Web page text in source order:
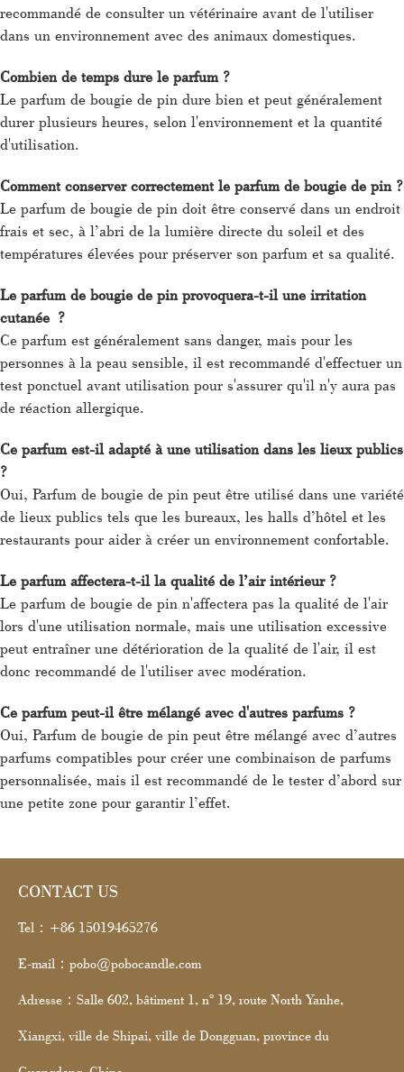
recommandé de consulter un vétérinaire avant de l'utiliser
dans un environnement avec des animaux domestiques.
Combien de temps dure le parfum ?
Le parfum de bougie de pin dure bien et peut généralement
durer plusieurs heures, selon l'environnement et la quantité
d'utilisation.
Comment conserver correctement le parfum de bougie de pin ?
Le parfum de bougie de pin doit être conservé dans un endroit
frais et sec, à l’abri de la lumière directe du soleil et des
températures élevées pour préserver son parfum et sa qualité.
Le parfum de bougie de pin provoquera-t-il une irritation
cutanée ?
Ce parfum est généralement sans danger, mais pour les
personnes à la peau sensible, il est recommandé d'effectuer un
test ponctuel avant utilisation pour s'assurer qu'il n'y aura pas
de réaction allergique.
Ce parfum est-il adapté à une utilisation dans les lieux publics
?
Oui, Parfum de bougie de pin peut être utilisé dans une variété
de lieux publics tels que les bureaux, les halls d’hôtel et les
restaurants pour aider à créer un environnement confortable.
Le parfum affectera-t-il la qualité de l’air intérieur ?
Le parfum de bougie de pin n'affectera pas la qualité de l'air
lors d'une utilisation normale, mais une utilisation excessive
peut entraîner une détérioration de la qualité de l'air, il est
donc recommandé de l'utiliser avec modération.
Ce parfum peut-il être mélangé avec d'autres parfums ?
Oui, Parfum de bougie de pin peut être mélangé avec d’autres
parfums compatibles pour créer une combinaison de parfums
personnalisée, mais il est recommandé de le tester d’abord sur
une petite zone pour garantir l’effet.
CONTACT US
Tel：+86 15019465276
E-mail：pobo@pobocandle.com
Adresse：Salle 602, bâtiment 1, n° 19, route North Yanhe,
Xiangxi, ville de Shipai, ville de Dongguan, province du